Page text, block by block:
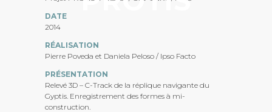
DATE
2014
RÉALISATION
Pierre Poveda et Daniela Peloso / Ipso Facto
PRÉSENTATION
Relevé 3D – C-Track de la réplique navigante du
Gyptis. Enregistrement des formes à mi-
construction.